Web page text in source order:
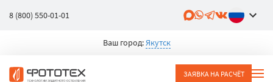
8 (800) 550-01-01
Ваш город:Якутск
ЗАЯВКА НА РАСЧЁТ